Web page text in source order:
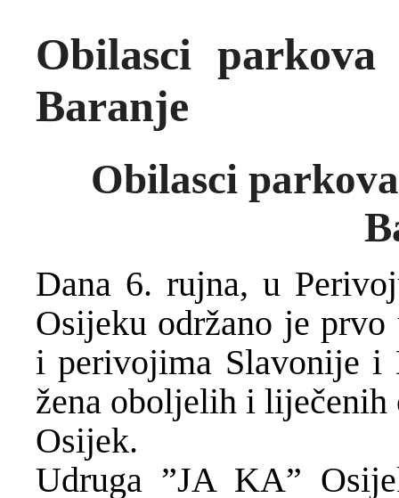
Obilasci
Baranje
Obilasci
Dana 6. rujna, u
Osijeku održano je
i perivojima Slavonije i
žena oboljelih i
Osijek.
Udruga ”JA KA”